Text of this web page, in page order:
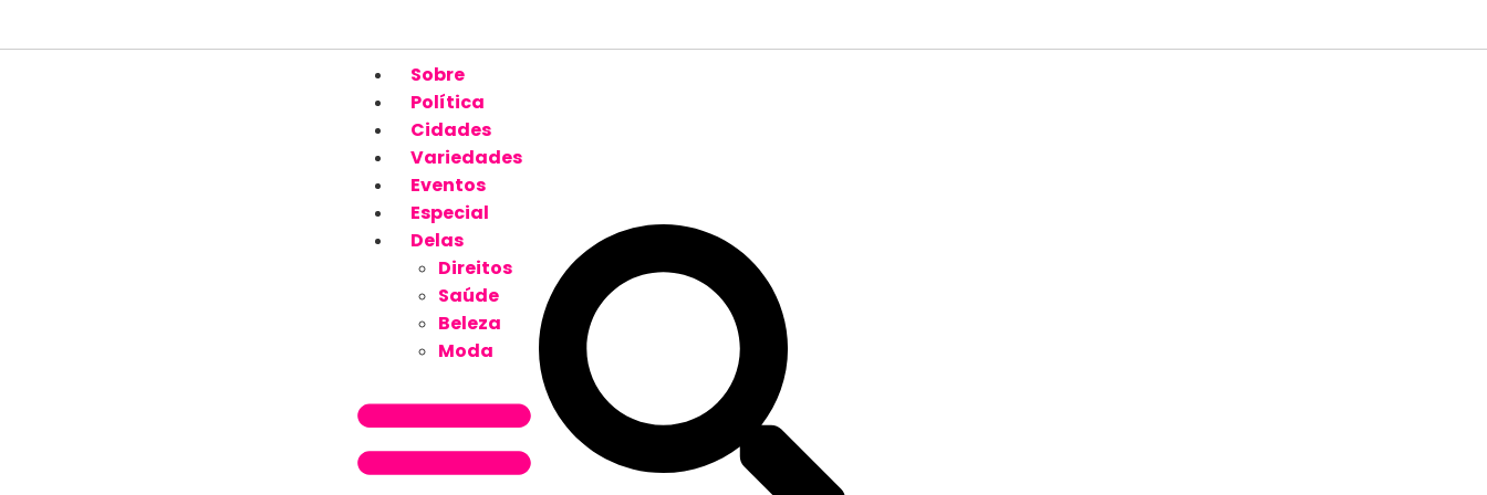
Sobre
Política
Cidades
Variedades
Eventos
Especial
Delas
Direitos
Saúde
Beleza
Moda